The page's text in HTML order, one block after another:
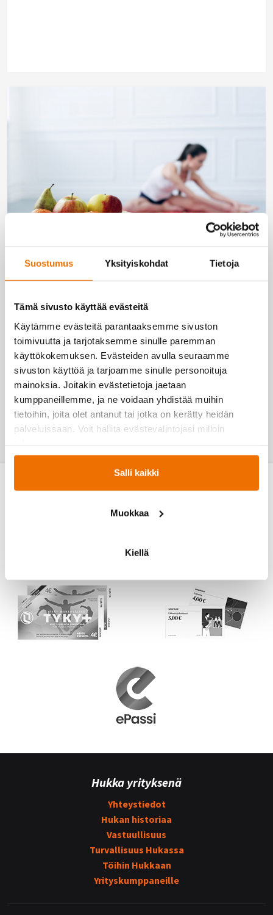
Suostumus Yksityiskohdat Tietoja
Tämä sivusto käyttää evästeitä
Käytämme evästeitä parantaaksemme sivuston
toimivuutta ja tarjotaksemme sinulle paremman
käyttökokemuksen. Evästeiden avulla seuraamme
sivuston käyttöä ja tarjoamme sinulle personoituja
mainoksia. Joitakin evästetietoja jaetaan
kumppaneillemme, ja ne voidaan yhdistää muihin
tietoihin, joita olet antanut tai jotka on kerätty heidän
palveluissaan. Voit hallita evästevalintojasi milloin
Salli kaikki
Muokkaa
Kiellä
Pysyvä painonhallinta
että kokonaisvaltaisen hyvinvoinnin kannalta.
Ravitsemuksesta ei kannata tehdä itselleen liian
suurta stressin aihetta. Tosiasia on, että pienet
valinnat kantavat pitkälle ravitsemustottumuksien
parantamisessa ja muuttamisessa.
Hukka yrityksenä
Yhteystiedot
Hukan historiaa
Vastuullisuus
Turvallisuus Hukassa
Töihin Hukkaan
Yrityskumppaneille